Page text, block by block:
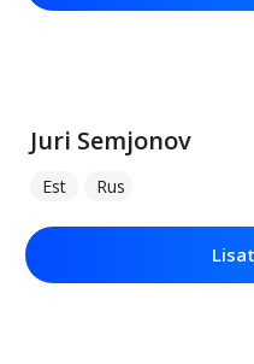
Juri Semjonov
Est Rus